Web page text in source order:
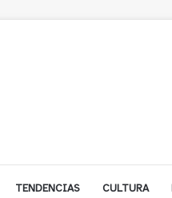
TENDENCIAS CULTURA